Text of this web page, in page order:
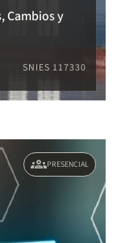
Cambios y
SNIES 117330
groupsPRESENCIAL